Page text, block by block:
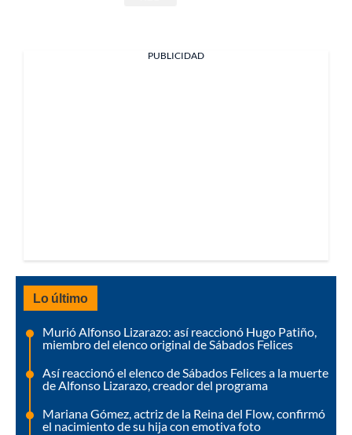
PUBLICIDAD
Lo último
Murió Alfonso Lizarazo: así reaccionó Hugo Patiño,
miembro del elenco original de Sábados Felices
Así reaccionó el elenco de Sábados Felices a la muerte
de Alfonso Lizarazo, creador del programa
Mariana Gómez, actriz de la Reina del Flow, confirmó
el nacimiento de su hija con emotiva foto